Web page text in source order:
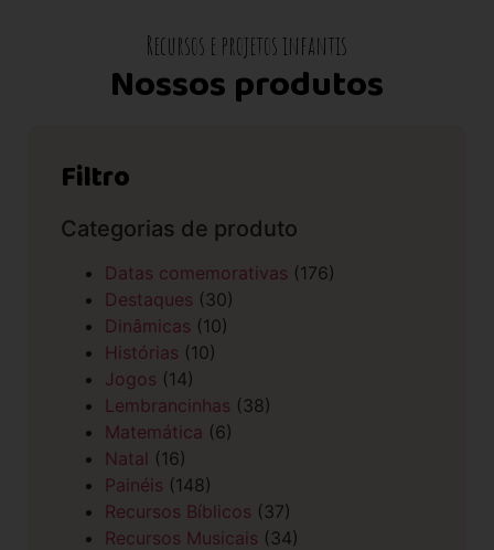
Recursos e projetos infantis
Nossos produtos
Filtro
Categorias de produto
Datas comemorativas (176)
Destaques (30)
Dinâmicas (10)
Histórias (10)
Jogos (14)
Lembrancinhas (38)
Matemática (6)
Natal (16)
Painéis (148)
Recursos Bíblicos (37)
Recursos Musicais (34)